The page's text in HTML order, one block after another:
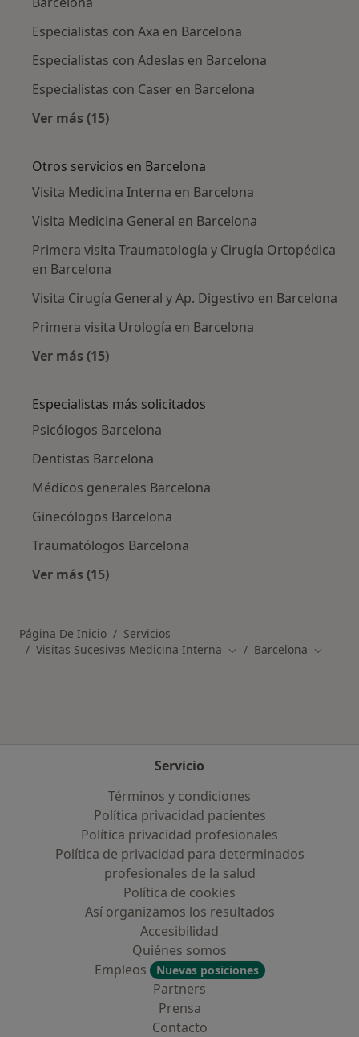
Especialistas con Axa en Barcelona
Especialistas con Adeslas en Barcelona
Especialistas con Caser en Barcelona
Ver más (15)
Otros servicios en Barcelona
Visita Medicina Interna en Barcelona
Visita Medicina General en Barcelona
Primera visita Traumatología y Cirugía Ortopédica
en Barcelona
Visita Cirugía General y Ap. Digestivo en Barcelona
Primera visita Urología en Barcelona
Ver más (15)
Especialistas más solicitados
Psicólogos Barcelona
Dentistas Barcelona
Médicos generales Barcelona
Ginecólogos Barcelona
Traumatólogos Barcelona
Ver más (15)
Página De Inicio
Servicios
Visitas Sucesivas Medicina Interna Cambiar de ciudad
Barcelona
Servicio
Términos y condiciones
Política privacidad pacientes
Política privacidad profesionales
Política de privacidad para determinados
profesionales de la salud
Política de cookies
Así organizamos los resultados
Accesibilidad
Quiénes somos
Empleos
Nuevas posiciones
Partners
Prensa
Contacto